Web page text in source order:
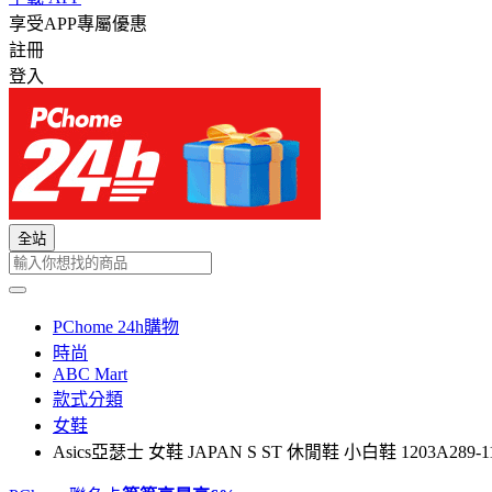
享受APP專屬優惠
註冊
登入
全站
PChome 24h購物
時尚
ABC Mart
款式分類
女鞋
Asics亞瑟士 女鞋 JAPAN S ST 休閒鞋 小白鞋 1203A289-